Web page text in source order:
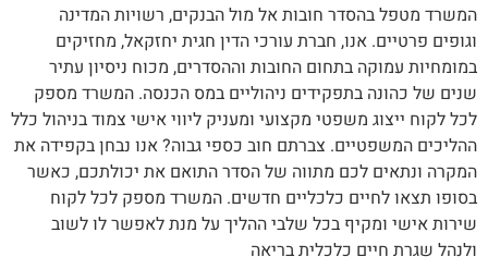
המשרד מטפל בהסדר חובות אל מול הבנקים, רשויות המדינה
וגופים פרטיים. אנו, חברת עורכי הדין חגית יחזקאל, מחזיקים
במומחיות עמוקה בתחום החובות וההסדרים, מכוח ניסיון עתיר
שנים של כהונה בתפקידים ניהוליים במס הכנסה. המשרד מספק
לכל לקוח ייצוג משפטי מקצועי ומעניק ליווי אישי צמוד בניהול כלל
ההליכים המשפטיים. צברתם חוב כספי גבוה? אנו נבחן בקפידה את
המקרה ונתאים לכם מתווה של הסדר התואם את יכולתכם, כאשר
בסופו תצאו לחיים כלכליים חדשים. המשרד מספק לכל לקוח
שירות אישי ומקיף בכל שלבי ההליך על מנת לאפשר לו לשוב
ולנהל שגרת חיים כלכלית בריאה